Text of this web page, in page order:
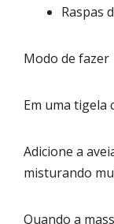
Raspas
Modo de fazer
Em uma tigela
Adicione a
misturando
Quando a